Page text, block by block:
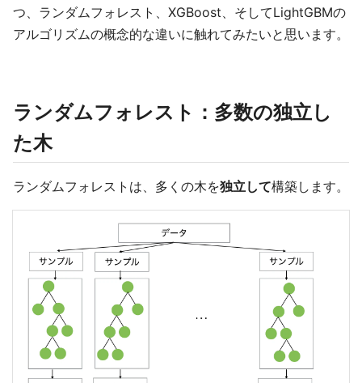
つ、ランダムフォレスト、XGBoost、そしてLightGBMの
アルゴリズムの概念的な違いに触れてみたいと思います。
ランダムフォレスト：多数の独立し
た木
ランダムフォレストは、多くの木を独立して構築します。